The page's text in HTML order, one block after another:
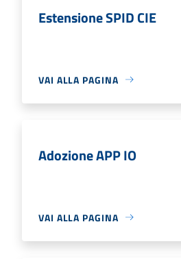
Estensione SPID CIE
VAI ALLA PAGINA
Adozione APP IO
VAI ALLA PAGINA